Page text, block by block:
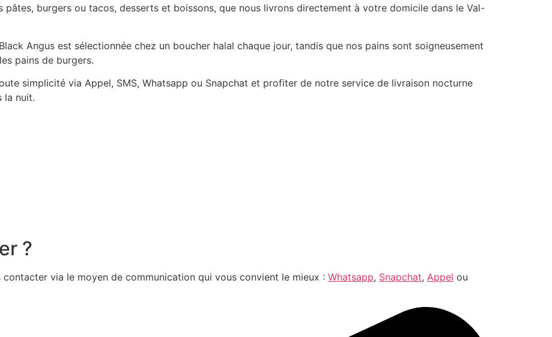
pâtes, burgers ou tacos, desserts et boissons, que nous livrons directement à votre domicile dans le Val-
Angus est sélectionnée chez un boucher halal chaque jour, tandis que nos pains sont soigneusement
pains de burgers.
simplicité via Appel, SMS, Whatsapp ou Snapchat et profiter de notre service de livraison nocturne
la nuit.
?
via le moyen de communication qui vous convient le mieux : Whatsapp, Snapchat, Appel ou